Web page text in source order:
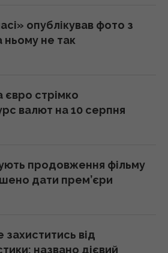
2026
на понеділок
2026
агітаторами Шарія, –
не зникають повністю,
– дослідження
опублікував фото з
ньому не так
стрімко
валют на 10 серпня
продовження фільму
дати прем’єри
від
названо дієвий